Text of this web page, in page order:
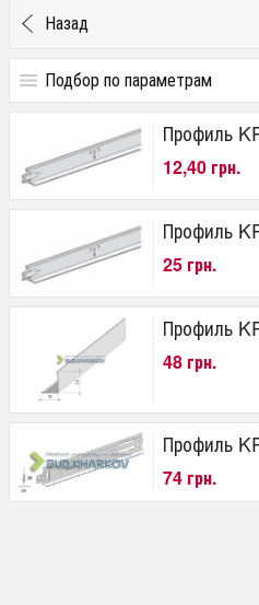
Назад
Подбор по параметрам
Цена
от
Производитель
Германия-Украина
Длина профиля
600 мм
1200 мм
3000 мм
3600 мм
Профиль
12,40 грн.
Профиль
25 грн.
Профиль
48 грн.
Профиль
74 грн.